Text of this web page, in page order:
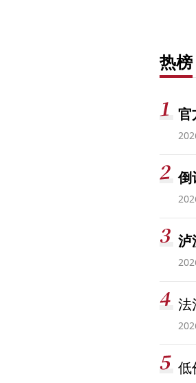
热榜
官
倒
泸
法
低